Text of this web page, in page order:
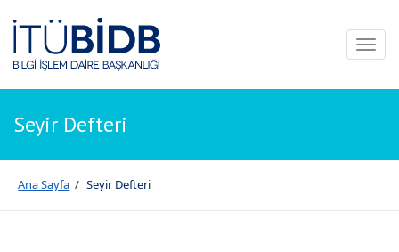
Seyir Defteri
Ana Sayfa / Seyir Defteri